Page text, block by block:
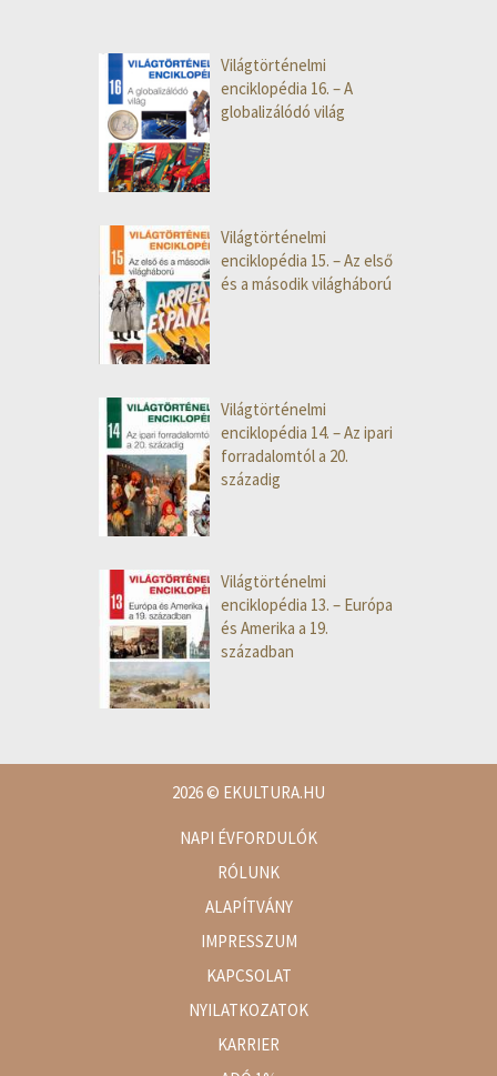
Világtörténelmi
enciklopédia 16. – A
globalizálódó világ
Világtörténelmi
enciklopédia 15. – Az első
és a második világháború
Világtörténelmi
enciklopédia 14. – Az ipari
forradalomtól a 20.
századig
Világtörténelmi
enciklopédia 13. – Európa
és Amerika a 19.
században
2026© EKULTURA.HU
NAPI ÉVFORDULÓK
RÓLUNK
ALAPÍTVÁNY
IMPRESSZUM
KAPCSOLAT
NYILATKOZATOK
KARRIER